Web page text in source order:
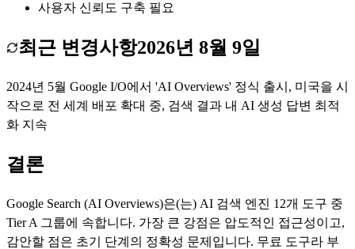
사용자 신뢰도 구축 필요
최근 변경사항2026년 8월 9일
2024년 5월 Google I/O에서 'AI Overviews' 정식 출시, 미국을 시
작으로 전 세계 배포 확대 중, 검색 결과 내 AI 생성 답변 최적
화 지속
결론
Google Search (AI Overviews)은(는) AI 검색 엔진 12개 도구 중
TierA 그룹에 속합니다. 가장 큰 강점은 압도적인 접근성이고,
감안할 점은 초기 단계의 정확성 문제 입니다. 무료 도구라 부